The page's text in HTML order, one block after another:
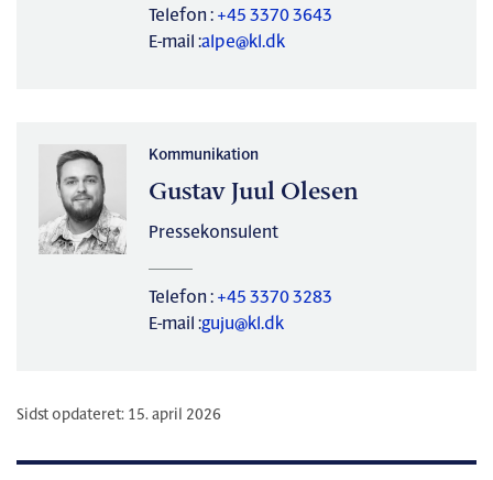
Telefon : +45 3370 3643
E-mail :alpe@kl.dk
Kommunikation
Gustav Juul Olesen
Pressekonsulent
Telefon : +45 3370 3283
E-mail :guju@kl.dk
Sidst opdateret: 15. april 2026